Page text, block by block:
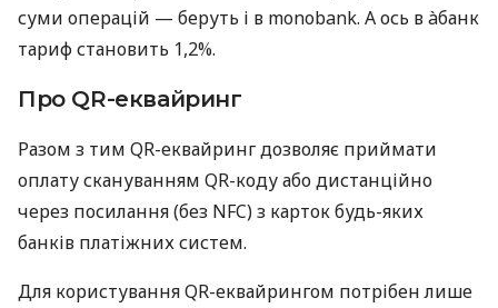
суми операцій — беруть і в monobank. А ось в àбанк
тариф становить 1,2%.
Про QR-еквайринг
Разом з тим QR-еквайринг дозволяє приймати
оплату скануванням QR-коду або дистанційно
через посилання (без NFC) з карток будь-яких
банків платіжних систем.
Для користування QR-еквайрингом потрібен лише